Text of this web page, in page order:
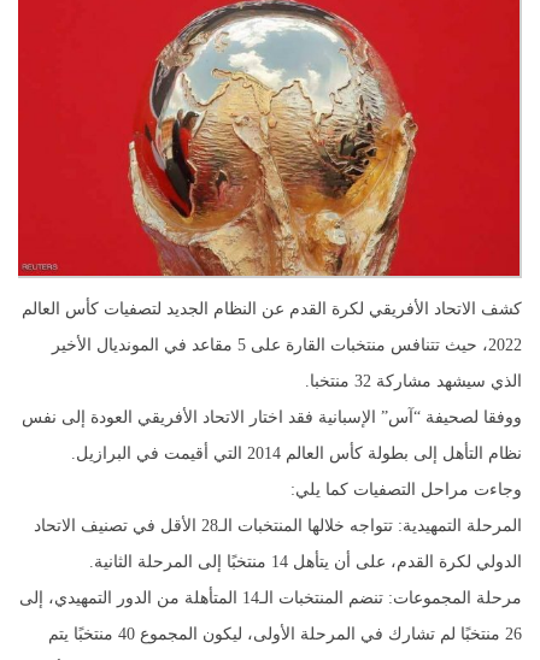
كشف الاتحاد الأفريقي لكرة القدم عن النظام الجديد لتصفيات كأس العالم
2022، حيث تتنافس منتخبات القارة على 5 مقاعد في المونديال الأخير
الذي سيشهد مشاركة 32 منتخبا.
ووفقا لصحيفة “آس” الإسبانية فقد اختار الاتحاد الأفريقي العودة إلى نفس
نظام التأهل إلى بطولة كأس العالم 2014 التي أقيمت في البرازيل.
وجاءت مراحل التصفيات كما يلي:
المرحلة التمهيدية: تتواجه خلالها المنتخبات الـ28 الأقل في تصنيف الاتحاد
الدولي لكرة القدم، على أن يتأهل 14 منتخبًا إلى المرحلة الثانية.
مرحلة المجموعات: تنضم المنتخبات الـ14 المتأهلة من الدور التمهيدي، إلى
26 منتخبًا لم تشارك في المرحلة الأولى، ليكون المجموع 40 منتخبًا يتم